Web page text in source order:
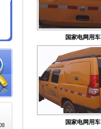
国家电网用车
国家电网用车